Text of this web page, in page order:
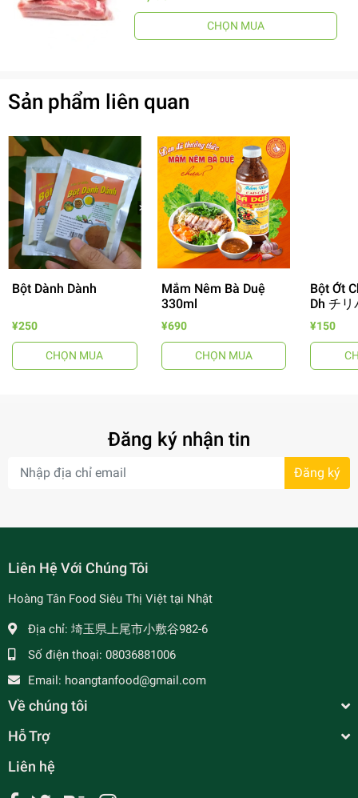
CHỌN MUA
Sản phẩm liên quan
Bột Dành Dành
¥250
CHỌN MUA
Mắm Nêm Bà Duệ
330ml
¥690
CHỌN MUA
Bột Ớt
Dh チ
¥150
Đăng ký nhận tin
Đăng ký
Liên Hệ Với Chúng Tôi
Hoàng Tân Food Siêu Thị Việt tại Nhật
Địa chỉ: 埼玉県上尾市小敷谷982-6
Số điện thoại: 08036881006
Email: hoangtanfood@gmail.com
Về chúng tôi
Hỗ Trợ
Liên hệ